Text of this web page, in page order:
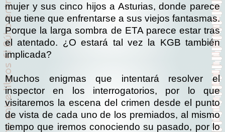
mujer y sus cinco hijos a Asturias, donde parece
que tiene que enfrentarse a sus viejos fantasmas.
Porque la larga sombra de ETA parece estar tras
el atentado. ¿O estará tal vez la KGB también
implicada?
Muchos enigmas que intentará resolver el
inspector en los interrogatorios, por lo que
visitaremos la escena del crimen desde el punto
de vista de cada uno de los premiados, al mismo
tiempo que iremos conociendo su pasado, por lo